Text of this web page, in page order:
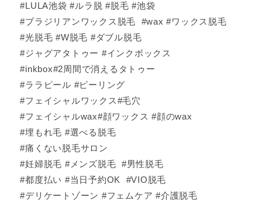
#LULA池袋 #ルラ脱 #脱毛 #池袋
#ブラジリアンワックス脱毛 #wax #ワックス脱毛
#光脱毛 #W脱毛 #ダブル脱毛
#ジャグアタトゥー #インクボックス
#inkbox#2周間で消えるタトゥー
#ララピール #ピーリング
#フェイシャルワックス#毛穴
#フェイシャルwax#顔ワックス #顔のwax
#埋もれ毛 #選べる脱毛
#痛くない脱毛サロン
#妊婦脱毛 #メンズ脱毛 #男性脱毛
#都度払い #当日予約OK #VIO脱毛
#デリケートゾーン #フェムケア #介護脱毛